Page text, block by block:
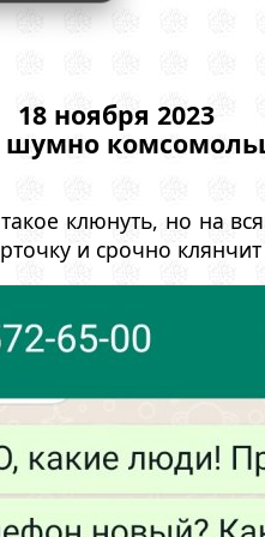
18 ноября 2023
клюнуть, но на
и срочно клянчит